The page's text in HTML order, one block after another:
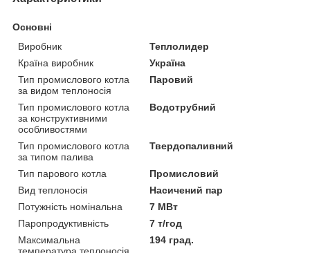
Основні
Виробник
Теплолидер
Країна виробник
Україна
Тип промислового котла
за видом теплоносія
Паровий
Тип промислового котла
за конструктивними
особливостями
Водотрубний
Тип промислового котла
за типом палива
Твердопаливний
Тип парового котла
Промисловий
Вид теплоносія
Насичений пар
Потужність номінальна
7 МВт
Паропродуктивність
7 т/год
Максимальна
температура теплоносія
194 град.